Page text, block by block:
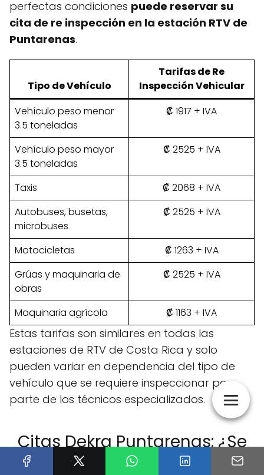
perfectas condiciones puede reservar su
cita de re inspección en la estación RTV de
Puntarenas.
Tipo de Vehículo
Tarifas de Re
Inspección Vehicular
Vehículo peso menor
3.5 toneladas
₡ 1917 + IVA
Vehículo peso mayor
3.5 toneladas
₡ 2525 + IVA
Taxis
₡ 2068 + IVA
Autobuses, busetas,
microbuses
₡ 2525 + IVA
Motocicletas
₡ 1263 + IVA
Grúas y maquinaria de
obras
₡ 2525 + IVA
Maquinaria agrícola ₡ 1163 + IVA
Estas tarifas son similares en todas las
estaciones de RTV de Costa Rica y solo
pueden variar en dependencia del tipo de
vehículo que se requiere inspeccionar por
parte de los técnicos especializados.
Citas Dekra Puntarenas: ¿Se
puede hacer la inspección